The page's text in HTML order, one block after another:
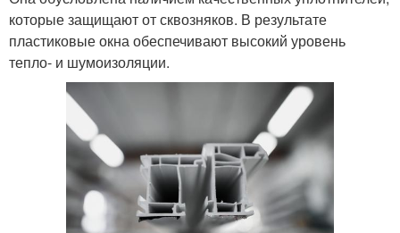
которые защищают от сквозняков. В результате
пластиковые окна обеспечивают высокий уровень
тепло- и шумоизоляции.